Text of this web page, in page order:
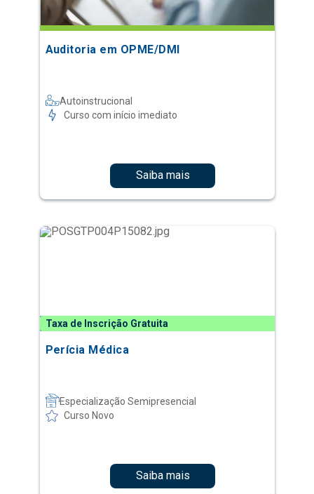
Auditoria em OPME/DMI
Autoinstrucional
Curso com início imediato
Saiba mais
Taxa de Inscrição Gratuita
Perícia Médica
Especialização Semipresencial
Curso Novo
Saiba mais